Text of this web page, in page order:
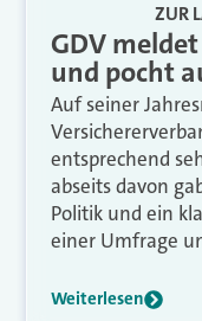
ZUR
GDV
und pocht
Auf seiner
entsprechend
abseits davon
Politik und ein
einer Umfrage
Weiterlesen